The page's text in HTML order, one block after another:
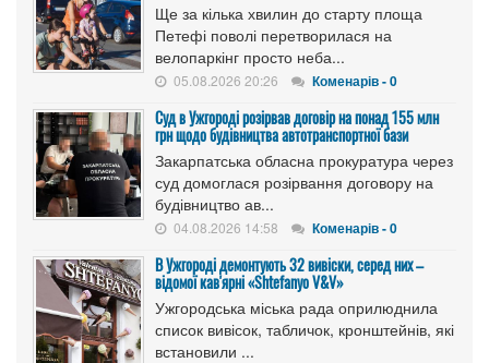
Ще за кілька хвилин до старту площа
Петефі поволі перетворилася на
велопаркінг просто неба...
05.08.2026 20:26 Коменарів - 0
Cуд в Ужгороді розірвав договір на понад 155 млн
грн щодо будівництва автотранспортної бази
Закарпатська обласна прокуратура через
суд домоглася розірвання договору на
будівництво ав...
04.08.2026 14:58 Коменарів - 0
В Ужгороді демонтують 32 вивіски, серед них –
відомої кав'ярні «Shtefanyo V&V»
Ужгородська міська рада оприлюднила
список вивісок, табличок, кронштейнів, які
встановили ...